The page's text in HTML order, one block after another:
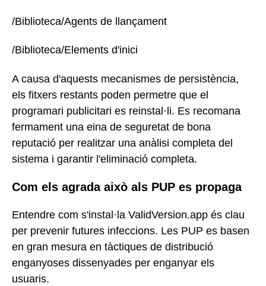
/Biblioteca/Agents de llançament
/Biblioteca/Elements d'inici
A causa d'aquests mecanismes de persistència,
els fitxers restants poden permetre que el
programari publicitari es reinstal·li. Es recomana
fermament una eina de seguretat de bona
reputació per realitzar una anàlisi completa del
sistema i garantir l'eliminació completa.
Com els agrada això als PUP es propaga
Entendre com s'instal·la ValidVersion.app és clau
per prevenir futures infeccions. Les PUP es basen
en gran mesura en tàctiques de distribució
enganyoses dissenyades per enganyar els
usuaris.